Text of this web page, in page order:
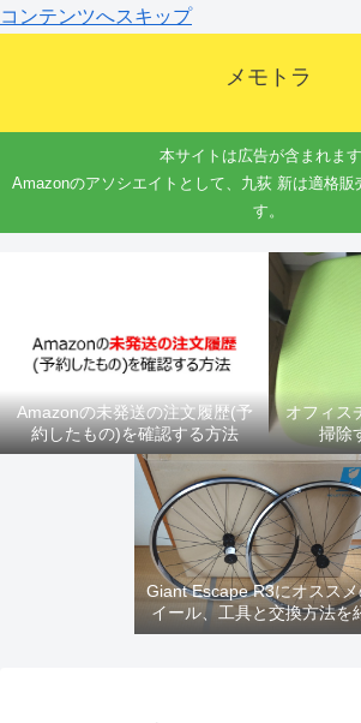
コンテンツへスキップ
メモトラ
本サイトは広告が含まれます
Amazonのアソシエイトとして、九荻 新は適格販
す。
Amazonの未発送の注文履歴(予
約したもの)を確認する方法
オフィス
掃除
Giant Escape R3にオススメ
イール、工具と交換方法を
するよ